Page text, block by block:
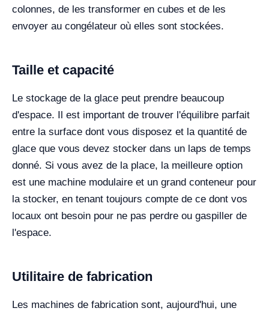
colonnes, de les transformer en cubes et de les
envoyer au congélateur où elles sont stockées.
Taille et capacité
Le stockage de la glace peut prendre beaucoup
d'espace. Il est important de trouver l'équilibre parfait
entre la surface dont vous disposez et la quantité de
glace que vous devez stocker dans un laps de temps
donné. Si vous avez de la place, la meilleure option
est une machine modulaire et un grand conteneur pour
la stocker, en tenant toujours compte de ce dont vos
locaux ont besoin pour ne pas perdre ou gaspiller de
l'espace.
Utilitaire de fabrication
Les machines de fabrication sont, aujourd'hui, une